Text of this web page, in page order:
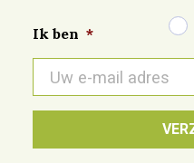
Ik ben *
mail
*